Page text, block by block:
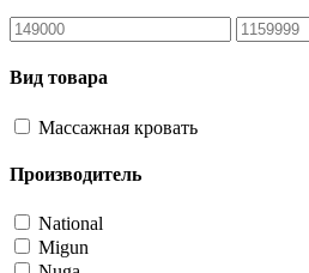
Вид товара
Массажная кровать
Производитель
National
Migun